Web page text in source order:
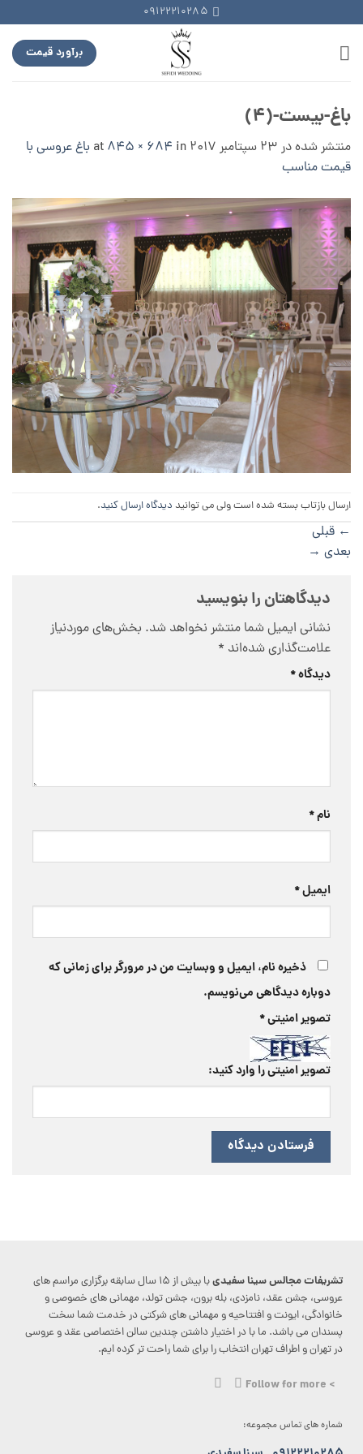
to
content
09122210285
برآورد قیمت
باغ-بیست-(۴)
منتشر شده در 23 سپتامبر 2017 845 × 684 in
باغ عروسی با
قیمت مناسب
ارسال بازتاب بسته شده است ولی می توانید دیدگاه ارسال کنید.
← قبلی
بعدی →
دیدگاهتان را بنویسید
نشانی ایمیل شما منتشر نخواهد شد. بخش‌های موردنیاز
علامت‌گذاری شده‌اند *
دیدگاه*
نام*
ایمیل*
ذخیره نام، ایمیل و وبسایت من در مرورگر برای زمانی که
دوباره دیدگاهی می‌نویسم.
تصویر امنیتی*
تصویر امنیتی را وارد کنید:
تشریفات مجالس سینا سفیدی
با بیش از ۱۵ سال سابقه برگزاری مراسم های
عروسی، جشن عقد، نامزدی، بله برون، جشن تولد، مهمانی های خصوصی و
خانوادگی، ایونت و افتتاحیه و مهمانی های شرکتی در خدمت شما سخت
پسندان می باشد. ما با در اختیار داشتن چندین سالن اختصاصی عقد و عروسی
در تهران و اطراف تهران انتخاب را برای شما راحت تر کرده ایم.
> Follow for more
شماره های تماس مجموعه: